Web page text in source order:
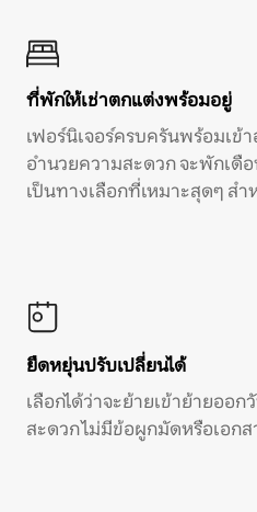
ที่พักให้เช่าตกแต่งพร้อมอยู่
เฟอร์นิเจอร์ครบครันพร้อมเข้
อำนวยความสะดวก จะพักเดื
เป็นทางเลือกที่เหมาะสุดๆ ส
ยืดหยุ่นปรับเปลี่ยนได้
เลือกได้ว่าจะย้ายเข้าย้ายออ
สะดวก ไม่มีข้อผูกมัดหรือเอกส